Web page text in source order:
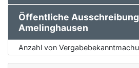
Öffentliche
Amelinghausen
Anzahl von